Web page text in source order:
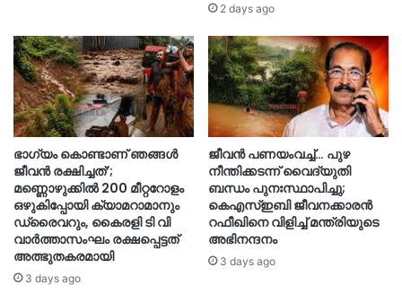
2 days ago
ഭാഗ്യം കൊണ്ടാണ് ഞങ്ങൾ
ജീവൻ രക്ഷിച്ചത്’;
മണ്ണൊഴുക്കിൽ 200 മീറ്ററോളം
ഒഴുകിപ്പോയി ക്യാമറാമാനും
ഡ്രൈവറും, കൈരളി ടി വി
വാർത്താസംഘം രക്ഷപ്പെട്ടത്
അത്ഭുതകരമായി
3 days ago
ജീവന്‍ പണയംവച്ച്… പുഴ
നീന്തിക്കടന്ന് വൈദ്യുതി
ബന്ധം പുനഃസ്ഥാപിച്ചു;
കെഎസ്ഇബി ജീവനക്കാരന്‍
റഫീഖിനെ വിളിച്ച് മന്ത്രിയുടെ
അഭിനന്ദനം
3 days ago